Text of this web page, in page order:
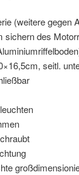
(weitere gegen
sichern des
seitl.